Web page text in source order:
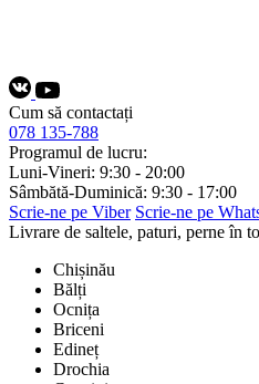
Cum să contactați
078 135-788
Programul de lucru:
Luni-Vineri: 9:30 - 20:00
Sâmbătă-Duminică: 9:30 - 17:00
Scrie-ne pe Viber Scrie-ne pe
Livrare de saltele, paturi, perne în
Chișinău
Bălți
Ocnița
Briceni
Edineț
Drochia